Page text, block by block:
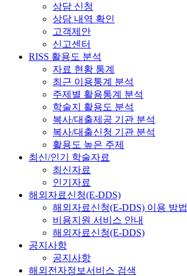
상담 신청
상담 내역 확인
고객제안
신고센터
RISS 활용도 분석
자료 현황 통계
최근 이용통계 분석
주제별 활용통계 분석
학술지 활용도 분석
복사/대출제공 기관 분석
복사/대출신청 기관 분석
활용도 높은 주제
최신/인기 학술자료
최신자료
인기자료
해외자료신청(E-DDS)
해외자료신청(E-DDS) 이용 방법
비용지원 서비스 안내
해외자료신청(E-DDS)
공지사항
공지사항
해외전자정보서비스 검색